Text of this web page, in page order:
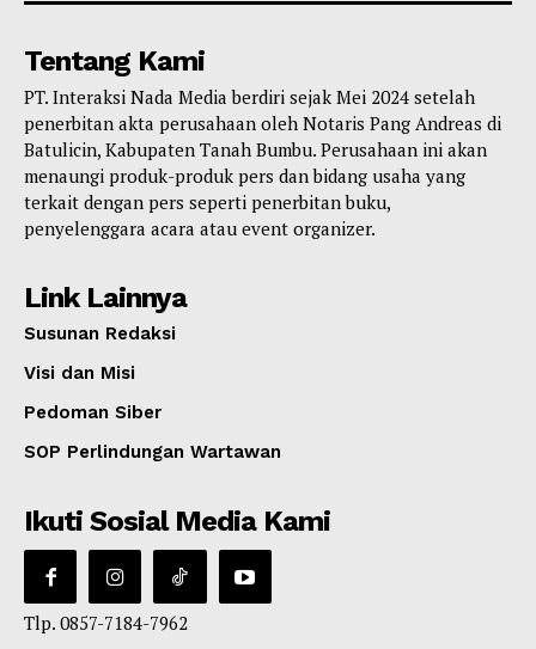
Tentang Kami
PT. Interaksi Nada Media berdiri sejak Mei 2024 setelah
penerbitan akta perusahaan oleh Notaris Pang Andreas di
Batulicin, Kabupaten Tanah Bumbu. Perusahaan ini akan
menaungi produk-produk pers dan bidang usaha yang
terkait dengan pers seperti penerbitan buku,
penyelenggara acara atau event organizer.
Link Lainnya
Susunan Redaksi
Visi dan Misi
Pedoman Siber
SOP Perlindungan Wartawan
Ikuti Sosial Media Kami
Tlp. 0857-7184-7962